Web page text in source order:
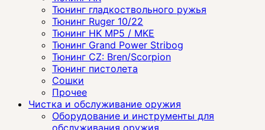
Тюнинг гладкоствольного ружья
Тюнинг Ruger 10/22
Тюнинг HK MP5 / MKE
Тюнинг Grand Power Stribog
Тюнинг CZ: Bren/Scorpion
Тюнинг пистолета
Сошки
Прочее
Чистка и обслуживание оружия
Оборудование и инструменты для
обслуживания оружия